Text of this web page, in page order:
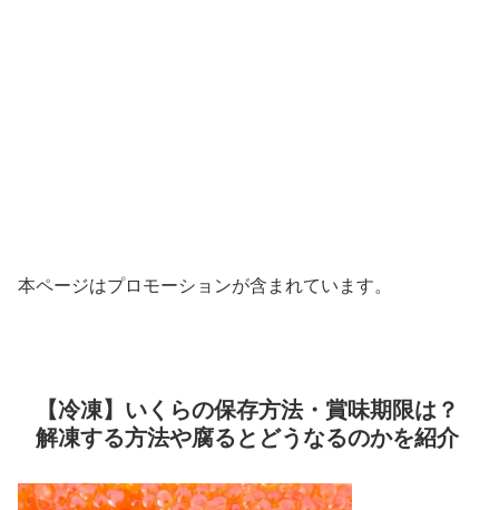
本ページはプロモーションが含まれています。
【冷凍】いくらの保存方法・賞味期限は？
解凍する方法や腐るとどうなるのかを紹介